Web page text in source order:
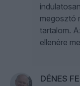
megosztó
tartalom.
ellenére
DÉNES